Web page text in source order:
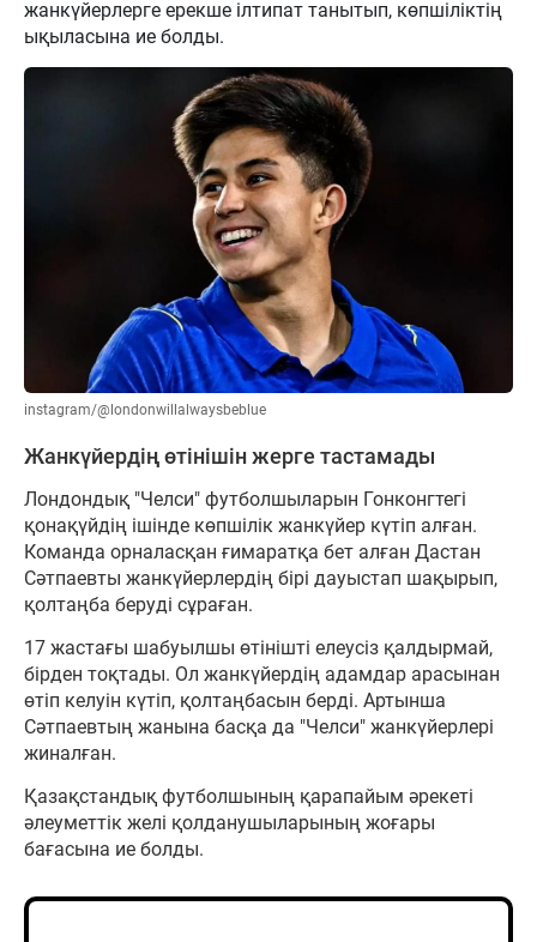
жанкүйерлерге ерекше ілтипат танытып, көпшіліктің
ықыласына ие болды.
instagram/@londonwillalwaysbeblue
Жанкүйердің өтінішін жерге тастамады
Лондондық "Челси" футболшыларын Гонконгтегі
қонақүйдің ішінде көпшілік жанкүйер күтіп алған.
Команда орналасқан ғимаратқа бет алған Дастан
Сәтпаевты жанкүйерлердің бірі дауыстап шақырып,
қолтаңба беруді сұраған.
17 жастағы шабуылшы өтінішті елеусіз қалдырмай,
бірден тоқтады. Ол жанкүйердің адамдар арасынан
өтіп келуін күтіп, қолтаңбасын берді. Артынша
Сәтпаевтың жанына басқа да "Челси" жанкүйерлері
жиналған.
Қазақстандық футболшының қарапайым әрекеті
әлеуметтік желі қолданушыларының жоғары
бағасына ие болды.